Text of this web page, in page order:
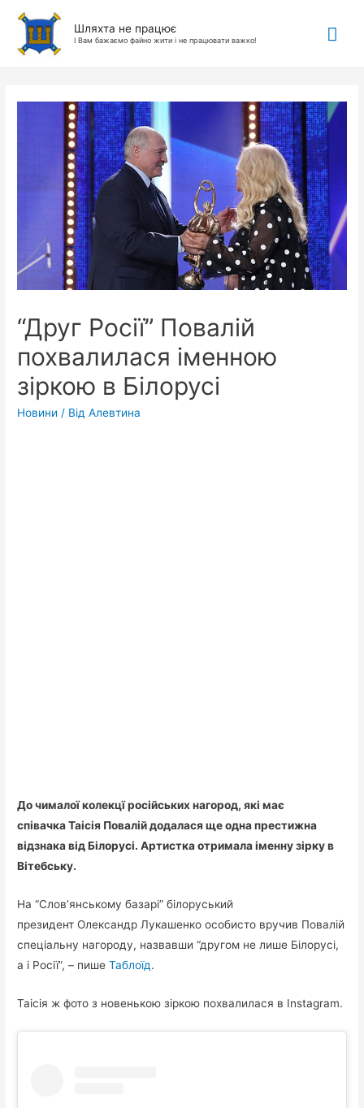
Шляхта не працює
І Вам бажаємо файно жити і не працювати важко!
“Друг Росії” Повалій
похвалилася іменною
зіркою в Білорусі
Новини / ВідАлевтина
До чималої колекцї російських нагород, які має
співачка Таісія Повалій додалася ще одна престижна
відзнака від Білорусі. Артистка отримала іменну зірку в
Вітебську.
На “Слов’янському базарі” білоруський
президент Олександр Лукашенко особисто вручив Повалій
спеціальну нагороду, назвавши “другом не лише Білорусі,
а і Росії”, – пишеТаблоїд.
Таісія ж фото з новенькою зіркою похвалилася в Instagram.